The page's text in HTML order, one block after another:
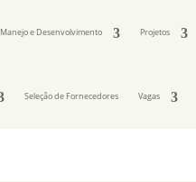
Manejo e Desenvolvimento Projetos
Seleção de Fornecedores Vagas